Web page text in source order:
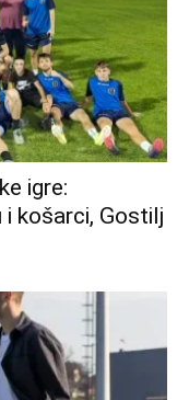
igre:
košarci, Gostilj